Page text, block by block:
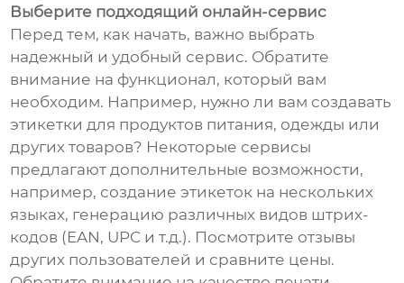
Выберите подходящий онлайн-сервис
Перед тем, как начать, важно выбрать
надежный и удобный сервис. Обратите
внимание на функционал, который вам
необходим. Например, нужно ли вам создавать
этикетки для продуктов питания, одежды или
других товаров? Некоторые сервисы
предлагают дополнительные возможности,
например, создание этикеток на нескольких
языках, генерацию различных видов штрих-
кодов (EAN, UPC и т.д.). Посмотрите отзывы
других пользователей и сравните цены.